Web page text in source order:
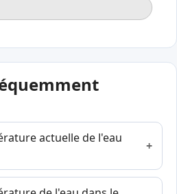
actuelle de l'eau